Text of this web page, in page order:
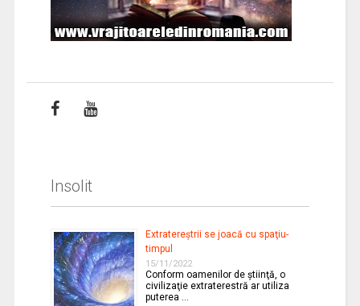
Insolit
Extratereştrii se joacă cu spaţiu-
timpul
15/11/2022
Conform oamenilor de ştiinţă, o
civilizaţie extraterestră ar utiliza
puterea …